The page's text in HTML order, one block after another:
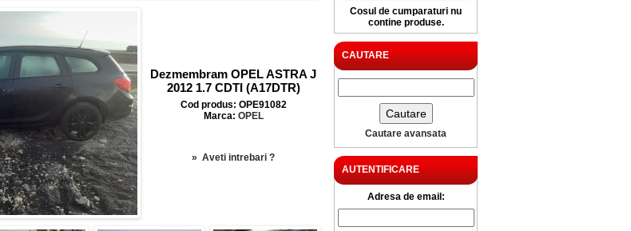
Dezmembram OPEL ASTRA J
2012 1.7 CDTI (A17DTR)
Cod produs: OPE91082
Marca: OPEL
» Aveti intrebari ?
Cosul de cumparaturi nu
contine produse.
CAUTARE
Cautare avansata
AUTENTIFICARE
Adresa de email: